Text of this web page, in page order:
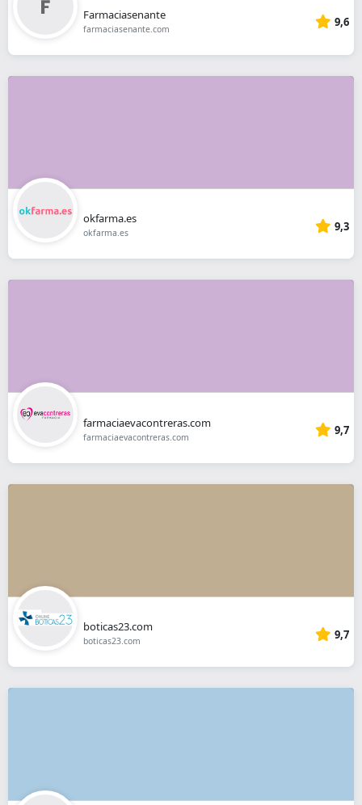
Farmaciasenante
farmaciasenante.com 9,6
okfarma.es
okfarma.es 9,3
farmaciaevacontreras.com
farmaciaevacontreras.com 9,7
boticas23.com
boticas23.com 9,7